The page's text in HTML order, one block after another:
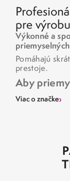
pre
Výkonné a
Pomáhajú
prestoje.
Aby
Viac o značke›